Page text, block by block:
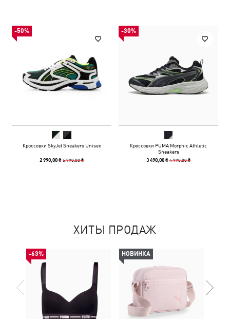
-50%
Кроссовки SkyJet Sneakers Unisex
2 990,00 ₴5 990,00 ₴
-30%
Кроссовки PUMA Morphic Athletic
Sneakers
3 490,00 ₴4 990,00 ₴
ХИТЫ ПРОДАЖ
-63% НОВИНКА